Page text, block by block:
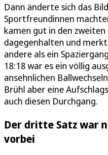
Dann änderte sich das
Sportfreundinnen
kamen gut in den
dagegenhalten und
andere als ein
18:18 war es ein völlig
ansehnlichen
Brühl aber eine
auch diesen Durchgang.
Der dritte Satz war
vorbei